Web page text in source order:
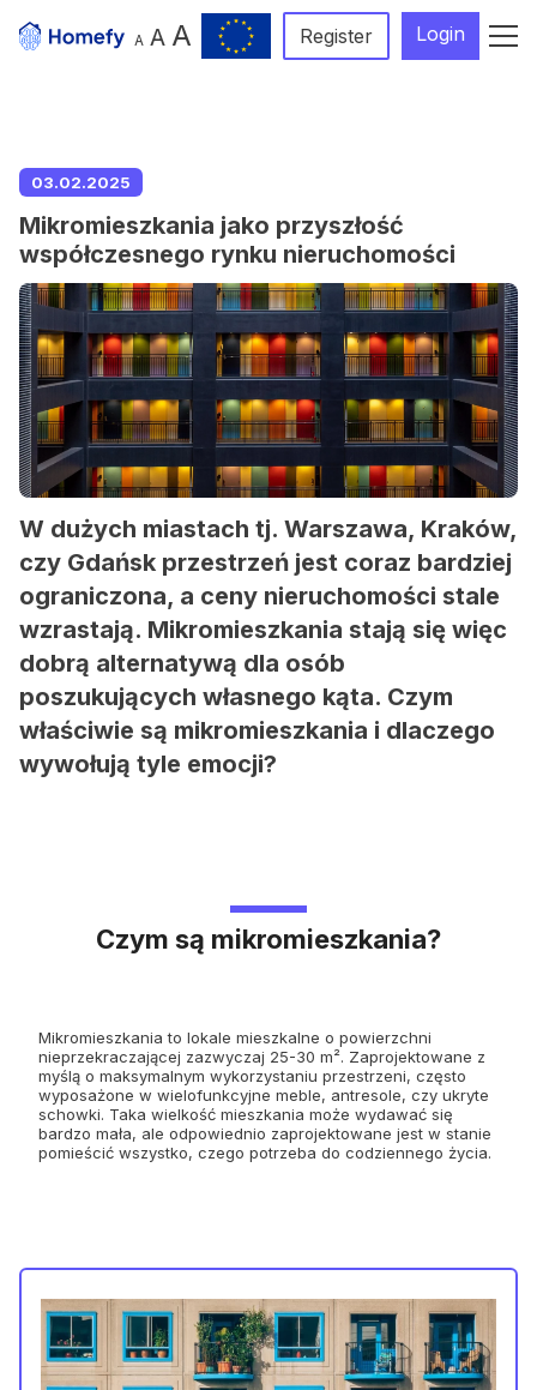
A A A Register Login
03.02.2025
Mikromieszkania jako przyszłość
współczesnego rynku nieruchomości
W dużych miastach tj. Warszawa, Kraków,
czy Gdańsk przestrzeń jest coraz bardziej
ograniczona, a ceny nieruchomości stale
wzrastają. Mikromieszkania stają się więc
dobrą alternatywą dla osób
poszukujących własnego kąta. Czym
właściwie są mikromieszkania i dlaczego
wywołują tyle emocji?
Czym są mikromieszkania?
Mikromieszkania to lokale mieszkalne o powierzchni
nieprzekraczającej zazwyczaj 25-30 m². Zaprojektowane z
myślą o maksymalnym wykorzystaniu przestrzeni, często
wyposażone w wielofunkcyjne meble, antresole, czy ukryte
schowki. Taka wielkość mieszkania może wydawać się
bardzo mała, ale odpowiednio zaprojektowane jest w stanie
pomieścić wszystko, czego potrzeba do codziennego życia.